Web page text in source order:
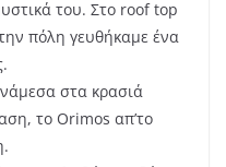
Emilion! Πως λέμε
δεν μπορεί να
μικρή μεσαιωνική
μια υπέροχη
και φυσικά οινική,
άρρηκτα συνδεδεμένα.